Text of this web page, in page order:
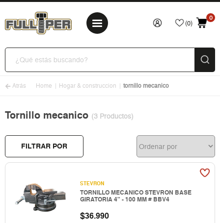
(0)
0
Atrás Home Hogar & construccion tornillo mecanico
Tornillo mecanico (3 Productos)
FILTRAR POR
STEVRON
TORNILLO MECANICO STEVRON BASE
GIRATORIA 4" - 100 MM # BBV4
$36.990